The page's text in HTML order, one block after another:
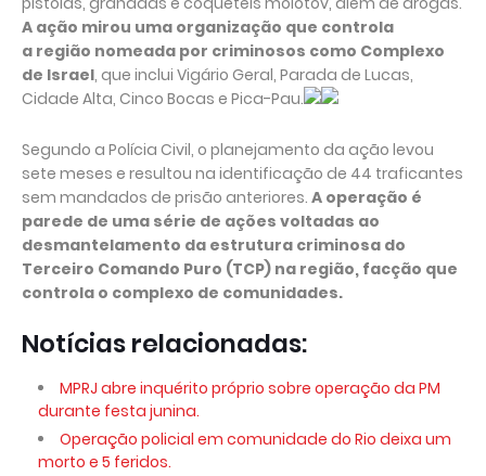
A ação mirou uma organização que controla
a região nomeada por criminosos como Complexo
de Israel, que inclui Vigário Geral, Parada de Lucas,
Cidade Alta, Cinco Bocas e Pica-Pau.
Segundo a Polícia Civil, o planejamento da ação levou
sete meses e resultou na identificação de 44 traficantes
sem mandados de prisão anteriores. A operação é
parede de uma série de ações voltadas ao
desmantelamento da estrutura criminosa do
Terceiro Comando Puro (TCP) na região, facção que
controla o complexo de comunidades.
Notícias relacionadas:
MPRJ abre inquérito próprio sobre operação da PM
durante festa junina.
Operação policial em comunidade do Rio deixa um
morto e 5 feridos.